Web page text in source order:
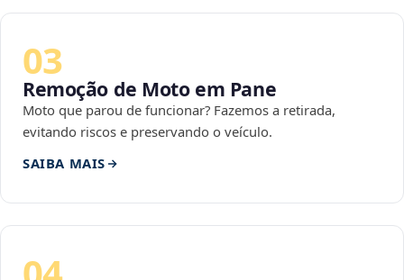
03
Remoção de Moto em Pane
Moto que parou de funcionar? Fazemos a retirada,
evitando riscos e preservando o veículo.
SAIBA MAIS